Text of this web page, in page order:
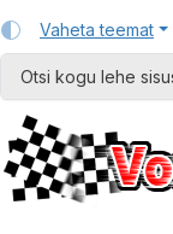
Vaheta teemat